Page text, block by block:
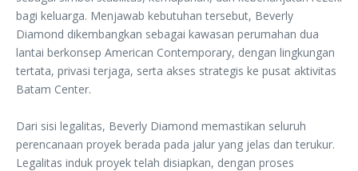
bagi keluarga. Menjawab kebutuhan tersebut, Beverly
Diamond dikembangkan sebagai kawasan perumahan dua
lantai berkonsep American ‎Contemporary, dengan lingkungan
tertata, privasi terjaga, serta akses strategis ke pusat ‎aktivitas
Batam Center.
‎Dari sisi legalitas, Beverly Diamond memastikan seluruh
perencanaan proyek berada pada ‎jalur yang jelas dan terukur.
Legalitas induk proyek telah disiapkan, dengan proses